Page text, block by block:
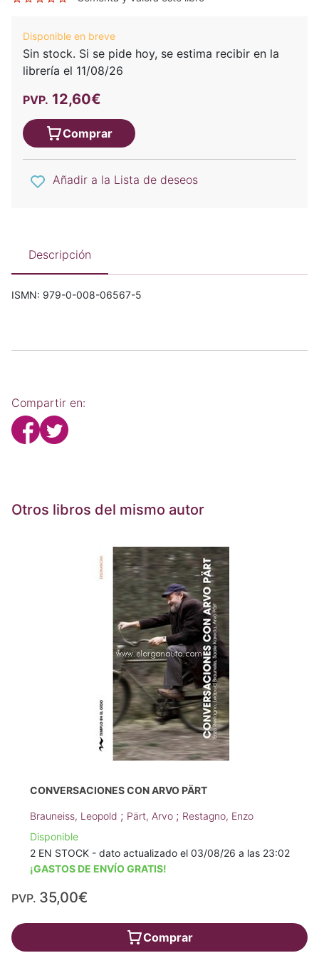
Disponible en breve
Sin stock. Si se pide hoy, se estima recibir en la
librería el 11/08/26
PVP. 12,60€
Comprar
Añadir a la Lista de deseos
Descripción
ISMN: 979-0-008-06567-5
Compartir en:
Otros libros del mismo autor
CONVERSACIONES CON ARVO PÄRT
Brauneiss, Leopold ; Pärt, Arvo ; Restagno, Enzo
Disponible
2 EN STOCK - dato actualizado el 03/08/26 a las 23:02
¡GASTOS DE ENVÍO GRATIS!
PVP. 35,00€
Comprar